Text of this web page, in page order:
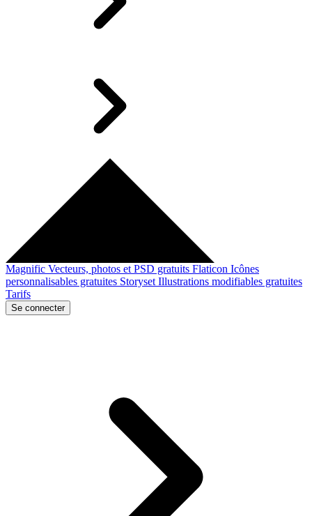
Magnific Vecteurs, photos et PSD gratuits Flaticon Icônes
personnalisables gratuites Storyset Illustrations modifiables gratuites
Tarifs
Se connecter